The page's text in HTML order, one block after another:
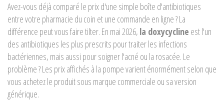
Avez-vous déjà comparé le prix d'une simple boîte d'antibiotiques
entre votre pharmacie du coin et une commande en ligne ? La
différence peut vous faire tilter. En mai 2026, la doxycycline est l'un
des antibiotiques les plus prescrits pour traiter les infections
bactériennes, mais aussi pour soigner l'acné ou la rosacée. Le
problème ? Les prix affichés à la pompe varient énormément selon que
vous achetez le produit sous marque commerciale ou sa version
générique.